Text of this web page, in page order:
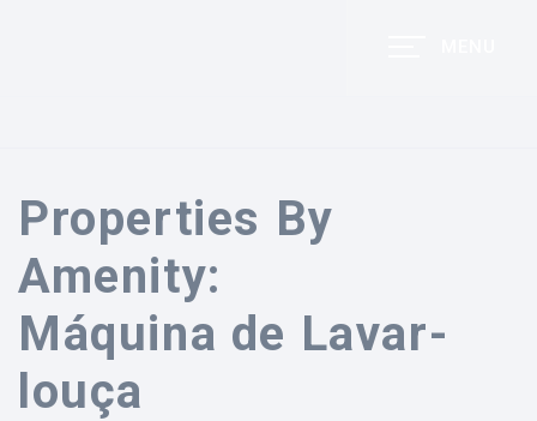
Properties By
Amenity:
Máquina de Lavar-
louça